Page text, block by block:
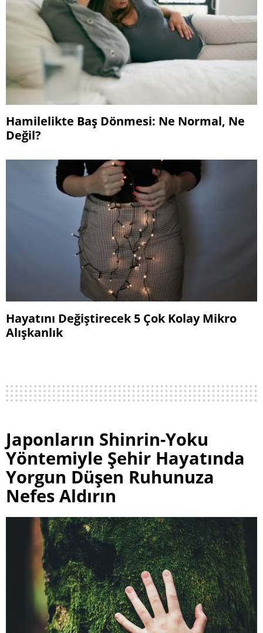
Hamilelikte Baş Dönmesi: Ne Normal, Ne
Değil?
Hayatını Değiştirecek 5 Çok Kolay Mikro
Alışkanlık
Japonların Shinrin-Yoku
Yöntemiyle Şehir Hayatında
Yorgun Düşen Ruhunuza
Nefes Aldırın